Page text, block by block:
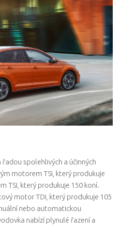
spolehlivých a účinných
motorem TSI, který produkuje
TSI, který produkuje 150 koní.
motor TDI, který produkuje 105
nebo automatickou
nabízí plynulé řazení a